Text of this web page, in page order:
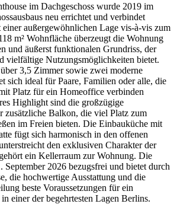
im Dachgeschoss wurde 2019 im
neu errichtet und verbindet
einer außergewöhnlichen Lage vis-à-vis zum
m² Wohnfläche überzeugt die Wohnung
und äußerst funktionalen Grundriss, der
vielfältige Nutzungsmöglichkeiten bietet.
3,5 Zimmer sowie zwei moderne
sich ideal für Paare, Familien oder alle, die
Platz für ein Homeoffice verbinden
Highlight sind die großzügige
zusätzliche Balkon, die viel Platz zum
im Freien bieten. Die Einbauküche mit
fügt sich harmonisch in den offenen
den exklusiven Charakter der
ein Kellerraum zur Wohnung. Die
September 2026 bezugsfrei und bietet durch
die hochwertige Ausstattung und die
beste Voraussetzungen für ein
einer der begehrtesten Lagen Berlins.